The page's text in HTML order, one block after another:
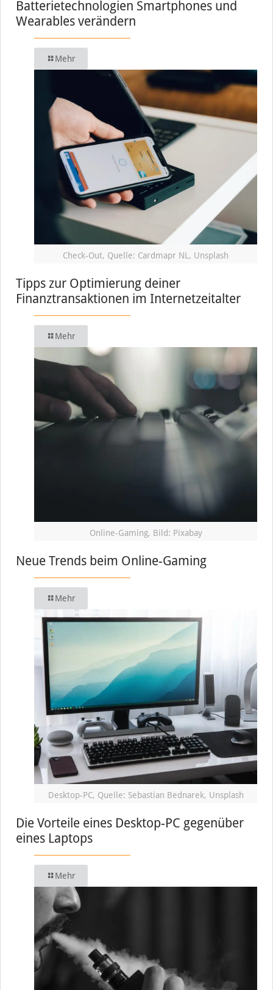
Batterietechnologien Smartphones und
Wearables verändern
Mehr
Check-Out, Quelle: Cardmapr NL, Unsplash
Tipps zur Optimierung deiner
Finanztransaktionen im Internetzeitalter
Mehr
Online-Gaming, Bild: Pixabay
Neue Trends beim Online-Gaming
Mehr
Desktop-PC, Quelle: Sebastian Bednarek, Unsplash
Die Vorteile eines Desktop-PC gegenüber
eines Laptops
Mehr